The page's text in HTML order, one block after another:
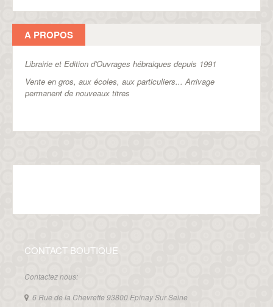
A PROPOS
Librairie et Edition d'Ouvrages hébraiques depuis 1991
Vente en gros, aux écoles, aux particuliers...Arrivage
permanent de nouveaux titres
CONTACT BOUTIQUE
Contactez nous:
6 Rue de la Chevrette 93800 Epinay Sur Seine